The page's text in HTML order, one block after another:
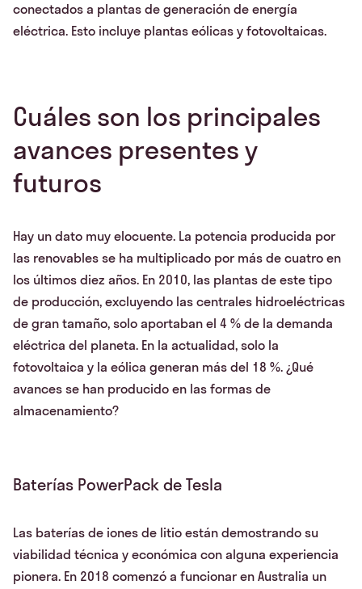
conectados a plantas de generación de energía
eléctrica. Esto incluye plantas eólicas y fotovoltaicas.
Cuáles son los principales
avances presentes y
futuros
Hay un dato muy elocuente. La potencia producida por
las renovables se ha multiplicado por más de cuatro en
los últimos diez años. En 2010, las plantas de este tipo
de producción, excluyendo las centrales hidroeléctricas
de gran tamaño, solo aportaban el 4 % de la demanda
eléctrica del planeta. En la actualidad, solo la
fotovoltaica y la eólica generan más del 18 %. ¿Qué
avances se han producido en las formas de
almacenamiento?
Baterías PowerPack de Tesla
Las baterías de iones de litio están demostrando su
viabilidad técnica y económica con alguna experiencia
pionera. En 2018 comenzó a funcionar en Australia un